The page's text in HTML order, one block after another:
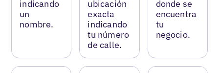
indicando
un
nombre.
ubicación
exacta
indicando
tu número
de calle.
donde se
encuentra
tu
negocio.